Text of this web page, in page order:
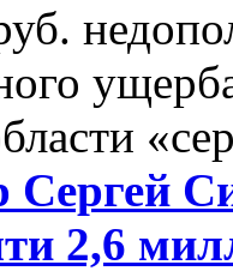
Сергей
2,6